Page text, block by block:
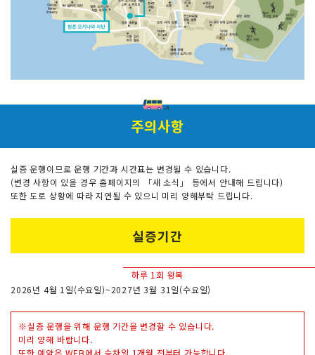
주의사항
실증 운행이므로 운행 기간과 시간표는 변경될 수 있습니다.
(변경 사항이 있을 경우 홈페이지의 「새 소식」 등에서 안내해 드립니다)
또한 도로 상황에 따라 지연될 수 있으니 미리 양해부탁 드립니다.
실증기간
하루 1회 왕복
2026년 4월 1일(수요일)~2027년 3월 31일(수요일)
※실증 운행을 위해 운행 기간을 변경할 수 있습니다.
미리 양해 바랍니다.